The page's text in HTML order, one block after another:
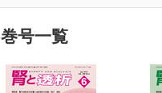
巻号一覧